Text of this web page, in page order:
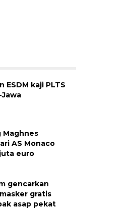
ESDM kaji PLTS
Maghnes
AS Monaco
euro
gencarkan
gratis
asap pekat